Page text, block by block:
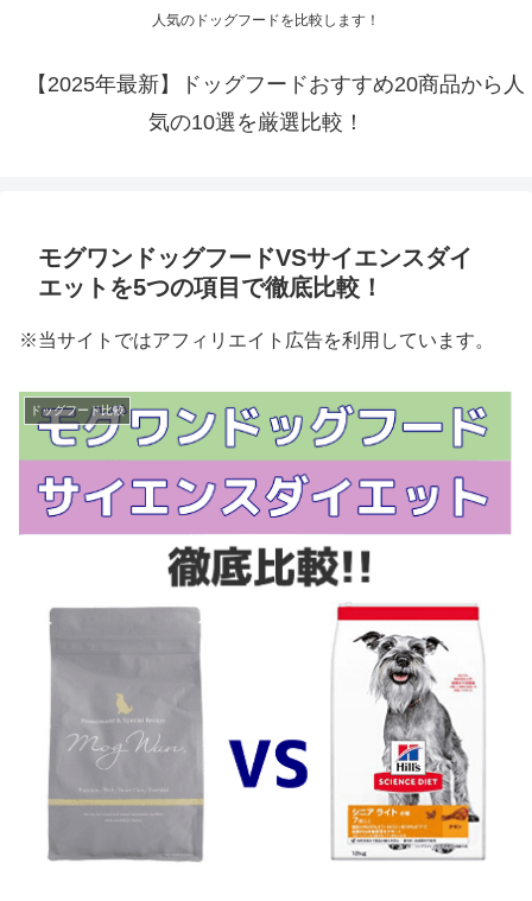
人気のドッグフードを比較します！
【2025年最新】ドッグフードおすすめ20商品から人
気の10選を厳選比較！
モグワンドッグフードVSサイエンスダイ
エットを5つの項目で徹底比較！
※当サイトではアフィリエイト広告を利用しています。
ドッグフード比較